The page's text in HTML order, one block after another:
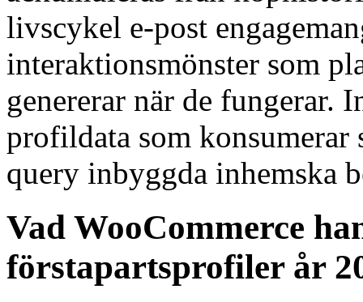
livscykel e-post
interaktionsmönster som
genererar när de fungerar.
profildata som
query inbyggda inhemska
Vad WooCommerce
förstapartsprofiler år